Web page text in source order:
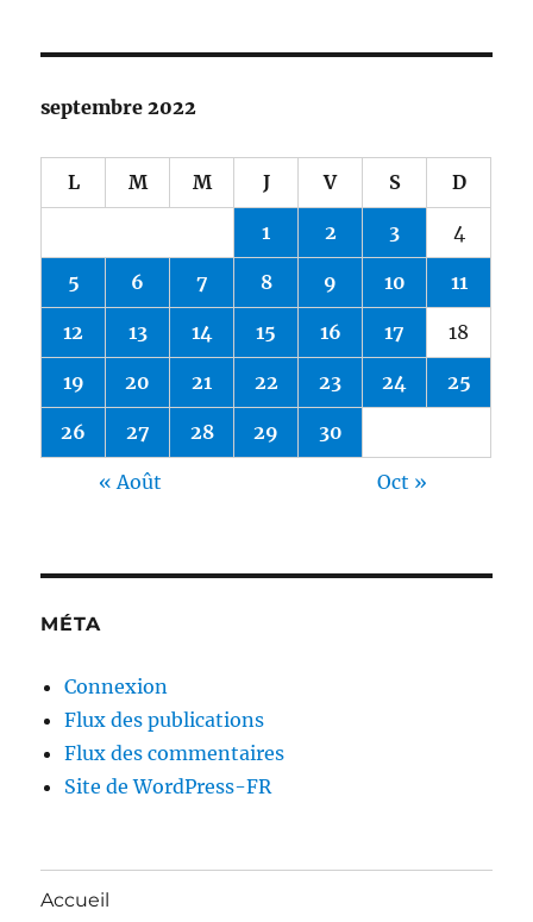
septembre 2022
L M M J V S D
1 2 3 4
5 6 7 8 9 10 11
12 13 14 15 16 17 18
19 20 21 22 23 24 25
26 27 28 29 30
« Août Oct »
MÉTA
Connexion
Flux des publications
Flux des commentaires
Site de WordPress-FR
Accueil